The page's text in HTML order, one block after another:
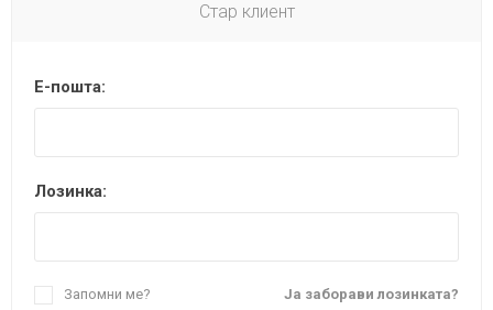
Стар клиент
Е-пошта:
Лозинка:
Ја заборави лозинката?
Запомни ме?